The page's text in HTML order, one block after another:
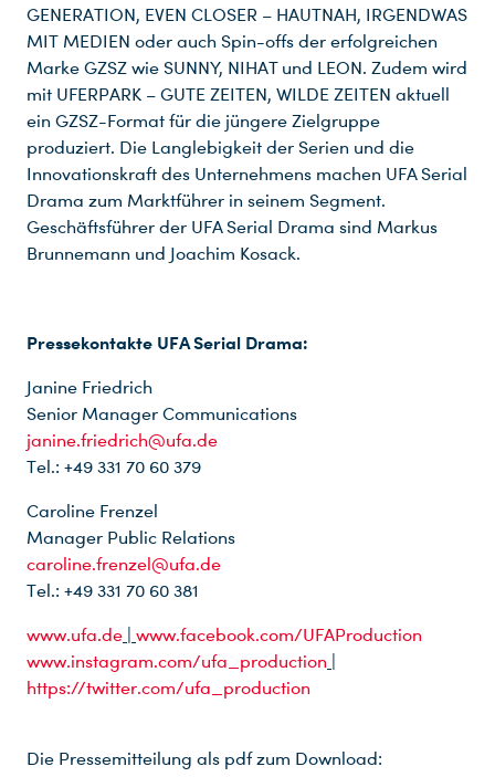
GENERATION, EVEN CLOSER – HAUTNAH, IRGENDWAS
MIT MEDIEN oder auch Spin-offs der erfolgreichen
Marke GZSZ wie SUNNY, NIHAT und LEON. Zudem wird
mit UFERPARK – GUTE ZEITEN, WILDE ZEITEN aktuell
ein GZSZ-Format für die jüngere Zielgruppe
produziert. Die Langlebigkeit der Serien und die
Innovationskraft des Unternehmens machen UFA Serial
Drama zum Marktführer in seinem Segment.
Geschäftsführer der UFA Serial Drama sind Markus
Brunnemann und Joachim Kosack.
Pressekontakte UFA Serial Drama:
Janine Friedrich
Senior Manager Communications
janine.friedrich@ufa.de
Tel.: +49 331 70 60 379
Caroline Frenzel
Manager Public Relations
caroline.frenzel@ufa.de
Tel.: +49 331 70 60 381
www.ufa.de
www.facebook.com/UFAProduction
www.instagram.com/ufa_production
https://twitter.com/ufa_production
Die Pressemitteilung als pdf zum Download: